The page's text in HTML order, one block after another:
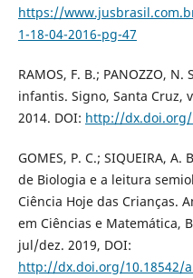
https://
1-18-04-2016-pg-47
RAMOS, F. B.; PANOZZO,
infantis. Signo, Santa Cruz,
2014. DOI: http://dx.doi.org/
GOMES, P. C.; SIQUEIRA,
de Biologia e a leitura
Ciência Hoje das Crianças.
em Ciências e Matemática,
jul/dez. 2019, DOI:
http://dx.doi.org/10.18542/